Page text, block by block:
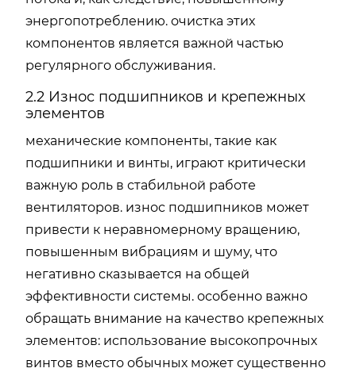
энергопотреблению. очистка этих
компонентов является важной частью
регулярного обслуживания.
2.2 Износ подшипников и крепежных
элементов
механические компоненты, такие как
подшипники и винты, играют критически
важную роль в стабильной работе
вентиляторов. износ подшипников может
привести к неравномерному вращению,
повышенным вибрациям и шуму, что
негативно сказывается на общей
эффективности системы. особенно важно
обращать внимание на качество крепежных
элементов: использование высокопрочных
винтов вместо обычных может существенно